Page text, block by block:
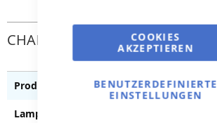
COOKIES
AKZEPTIEREN
BENUTZERDEFINIERTE
EINSTELLUNGEN
CHARAKTERISTIK
Poollicht